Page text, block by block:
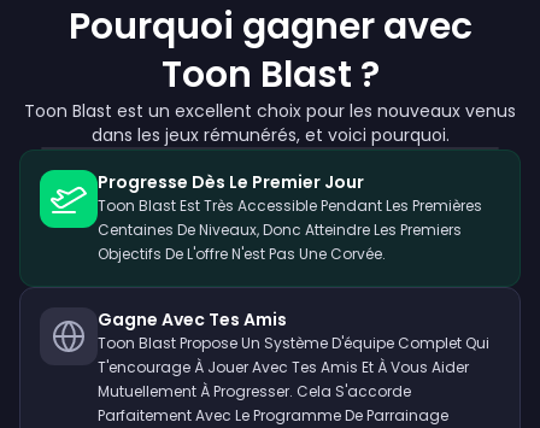
Pourquoi gagner avec
Toon Blast ?
Toon Blast est un excellent choix pour les nouveaux venus
dans les jeux rémunérés, et voici pourquoi.
Progresse Dès Le Premier Jour
Toon Blast Est Très Accessible Pendant Les Premières
Centaines De Niveaux, Donc Atteindre Les Premiers
Objectifs De L'offre N'est Pas Une Corvée.
Gagne Avec Tes Amis
Toon Blast Propose Un Système D'équipe Complet Qui
T'encourage À Jouer Avec Tes Amis Et À Vous Aider
Mutuellement À Progresser. Cela S'accorde
Parfaitement Avec Le Programme De Parrainage